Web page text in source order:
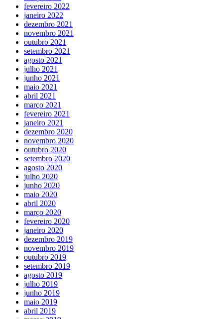
fevereiro 2022
janeiro 2022
dezembro 2021
novembro 2021
outubro 2021
setembro 2021
agosto 2021
julho 2021
junho 2021
maio 2021
abril 2021
março 2021
fevereiro 2021
janeiro 2021
dezembro 2020
novembro 2020
outubro 2020
setembro 2020
agosto 2020
julho 2020
junho 2020
maio 2020
abril 2020
março 2020
fevereiro 2020
janeiro 2020
dezembro 2019
novembro 2019
outubro 2019
setembro 2019
agosto 2019
julho 2019
junho 2019
maio 2019
abril 2019